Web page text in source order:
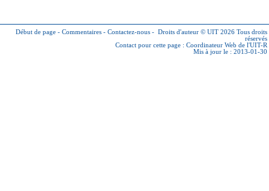
Début de page - Commentaires - Contactez-nous - Droits d'auteur © UIT 2026 Tous droits
réservés
Contact pour cette page : Coordinateur Web de l'UIT-R
Mis à jour le : 2013-01-30